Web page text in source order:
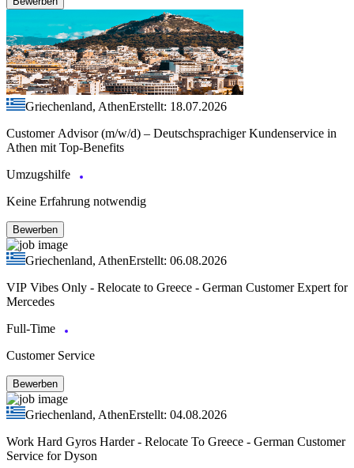
Griechenland, AthenErstellt: 18.07.2026
Customer Advisor (m/w/d) – Deutschsprachiger Kundenservice in
Athen mit Top-Benefits
Umzugshilfe
Keine Erfahrung notwendig
Bewerben
Griechenland, AthenErstellt: 06.08.2026
VIP Vibes Only - Relocate to Greece - German Customer Expert for
Mercedes
Full-Time
Customer Service
Bewerben
Griechenland, AthenErstellt: 04.08.2026
Work Hard Gyros Harder - Relocate To Greece - German Customer
Service for Dyson